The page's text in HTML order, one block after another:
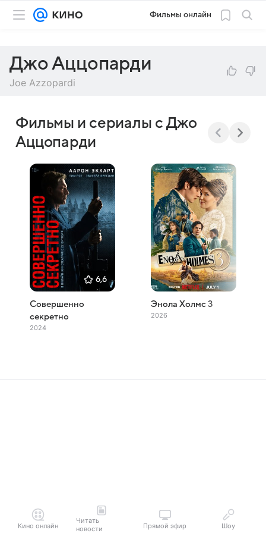
Фильмы онлайн
Джо Аццопарди
Joe Azzopardi
Фильмы и сериалы с Джо
Аццопарди
6,6
Совершенно
секретно
2024
Энола Холмс 3
2026
Кино онлайн
Читать
новости
Прямой эфир Шоу